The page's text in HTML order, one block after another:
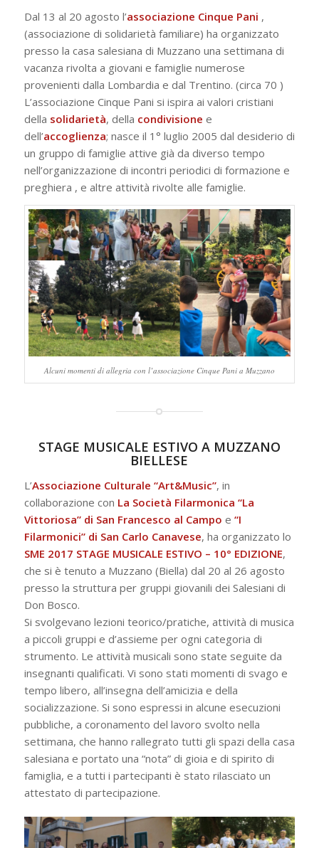
Dal 13 al 20 agosto l’associazione Cinque Pani ,
(associazione di solidarietà familiare) ha organizzato
presso la casa salesiana di Muzzano una settimana di
vacanza rivolta a giovani e famiglie numerose
provenienti dalla Lombardia e dal Trentino. (circa 70 )
L’associazione Cinque Pani si ispira ai valori cristiani
della solidarietà, della condivisione e
dell’accoglienza; nasce il 1° luglio 2005 dal desiderio di
un gruppo di famiglie attive già da diverso tempo
nell’organizzazione di incontri periodici di formazione e
preghiera , e altre attività rivolte alle famiglie.
Alcuni momenti di allegria con l’associazione Cinque Pani a Muzzano
STAGE MUSICALE ESTIVO A MUZZANO
BIELLESE
L’Associazione Culturale “Art&Music”, in
collaborazione con La Società Filarmonica “La
Vittoriosa” di San Francesco al Campo e “I
Filarmonici” di San Carlo Canavese, ha organizzato lo
SME 2017 STAGE MUSICALE ESTIVO – 10° EDIZIONE,
che si è tenuto a Muzzano (Biella) dal 20 al 26 agosto
presso la struttura per gruppi giovanili dei Salesiani di
Don Bosco.
Si svolgevano lezioni teorico/pratiche, attività di musica
a piccoli gruppi e d’assieme per ogni categoria di
strumento. Le attività musicali sono state seguite da
insegnanti qualificati. Vi sono stati momenti di svago e
tempo libero, all’insegna dell’amicizia e della
socializzazione. Si sono espressi in alcune esecuzioni
pubbliche, a coronamento del lavoro svolto nella
settimana, che hanno rallegrato tutti gli spazi della casa
salesiana e portato una “nota” di gioia e di spirito di
famiglia, e a tutti i partecipanti è stato rilasciato un
attestato di partecipazione.